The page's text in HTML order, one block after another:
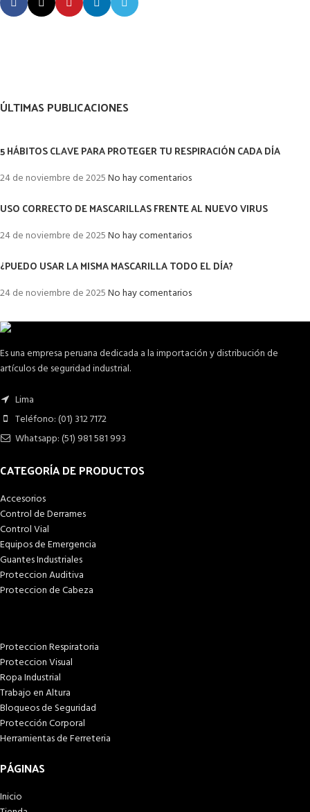
ÚLTIMAS PUBLICACIONES
5 HÁBITOS CLAVE PARA PROTEGER TU RESPIRACIÓN CADA DÍA
24 de noviembre de 2025No hay comentarios
USO CORRECTO DE MASCARILLAS FRENTE AL NUEVO VIRUS
24 de noviembre de 2025No hay comentarios
¿PUEDO USAR LA MISMA MASCARILLA TODO EL DÍA?
24 de noviembre de 2025No hay comentarios
Es una empresa peruana dedicada a la importación y distribución de
artículos de seguridad industrial.
Lima
Teléfono: (01) 312 7172
Whatsapp: (51) 981 581 993
CATEGORÍA DE PRODUCTOS
Accesorios
Control de Derrames
Control Vial
Equipos de Emergencia
Guantes Industriales
Proteccion Auditiva
Proteccion de Cabeza
Proteccion Respiratoria
Proteccion Visual
Ropa Industrial
Trabajo en Altura
Bloqueos de Seguridad
Protección Corporal
Herramientas de Ferreteria
PÁGINAS
Inicio